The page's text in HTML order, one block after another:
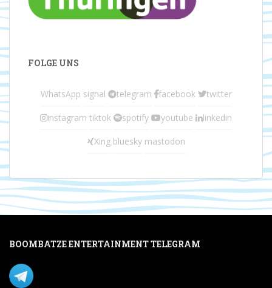
FOLGE UNS
WhatsApp signal telegram facebook twitter
instagram tiktok spotify youtube linkedin
Xing bluesky mastodon
BOOMBATZE ENTERTAINMENT TELEGRAM